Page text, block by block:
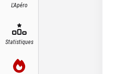
L'Apéro
Statistiques